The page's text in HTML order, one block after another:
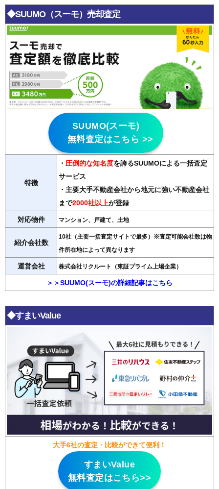
◆SUUMO（スーモ）売却査定
SUUMO(スーモ)
無料査定はこちら >>
特徴
・ 圧倒的な知名度を誇るSUUMOによる一括査定
サービス
・主要大手不動産会社から地元に強い不動産会社
まで2000社以上が登録
対応物件 マンション、戸建て、土地
紹介会社数
10社（主要一括査定サイトで最多）※査定可能会社数は物
件所在地によって異なります
運営会社 株式会社リクルート（東証プライム上場企業）
＞＞SUUMO(スーモ)の詳細記事はこちら
◆すまいValue
大手6社の査定・比較ができて便利！
すまいValue
無料査定はこちら>>